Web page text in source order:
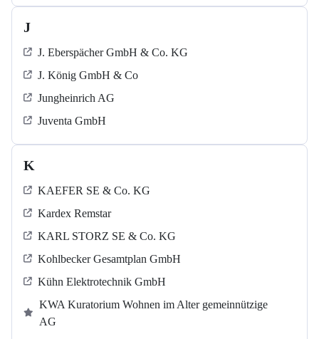
J
J. Eberspächer GmbH & Co. KG
J. König GmbH & Co
Jungheinrich AG
Juventa GmbH
K
KAEFER SE & Co. KG
Kardex Remstar
KARL STORZ SE & Co. KG
Kohlbecker Gesamtplan GmbH
Kühn Elektrotechnik GmbH
KWA Kuratorium Wohnen im Alter gemeinnützige
AG